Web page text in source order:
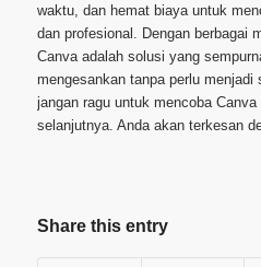
waktu, dan hemat biaya untuk
dan profesional. Dengan berbagai
Canva adalah solusi yang
mengesankan tanpa perlu menjadi
jangan ragu untuk mencoba
selanjutnya. Anda akan terkesan
Share this entry